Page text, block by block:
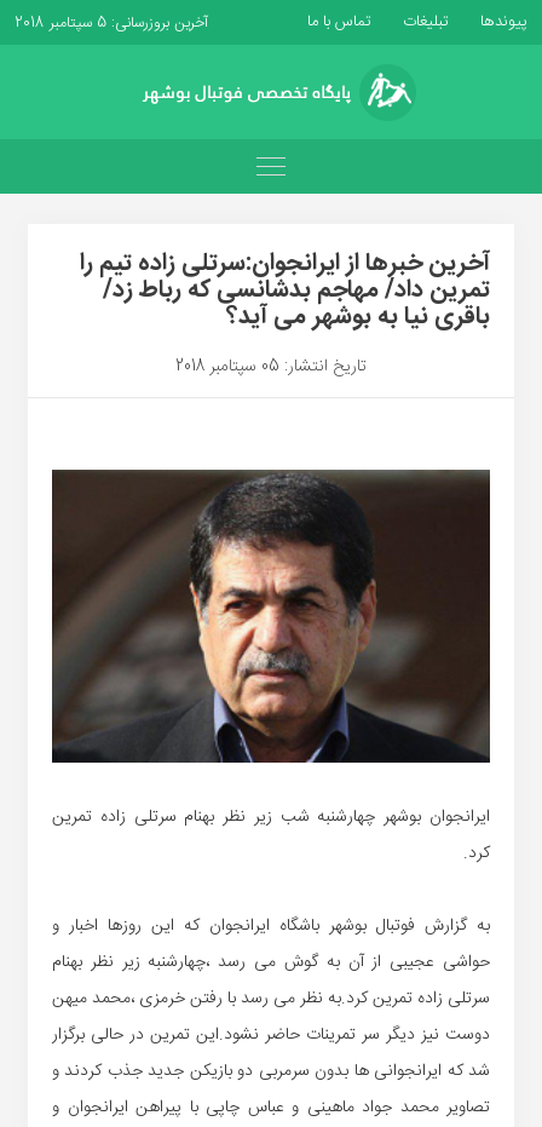
پیوندها تبلیغات تماس با ما آخرین بروزرسانی: 5 سپتامبر 2018
آخرین خبرها از ایرانجوان:سرتلی زاده تیم را
تمرین داد/ مهاجم بدشانسی که رباط زد/
باقری نیا به بوشهر می آید؟
تاریخ انتشار: 05 سپتامبر 2018
ایرانجوان بوشهر چهارشنبه شب زیر نظر بهنام سرتلی زاده تمرین
کرد.
به گزارش فوتبال بوشهر باشگاه ایرانجوان که این روزها اخبار و
حواشی عجیبی از آن به گوش می رسد ،چهارشنبه زیر نظر بهنام
سرتلی زاده تمرین کرد.به نظر می رسد با رفتن خرمزی ،محمد میهن
دوست نیز دیگر سر تمرینات حاضر نشود.این تمرین در حالی برگزار
شد که ایرانجوانی ها بدون سرمربی دو بازیکن جدید جذب کردند و
تصاویر محمد جواد ماهینی و عباس چاپی با پیراهن ایرانجوان و